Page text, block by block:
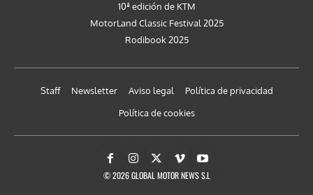
10ª edición de KTM
MotorLand Classic Festival 2025
Rodibook 2025
Staff Newsletter Aviso legal
Política de privacidad
Política de cookies
© 2026 GLOBAL MOTOR NEWS S.L